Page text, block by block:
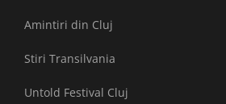
Amintiri din Cluj
Stiri Transilvania
Untold Festival Cluj